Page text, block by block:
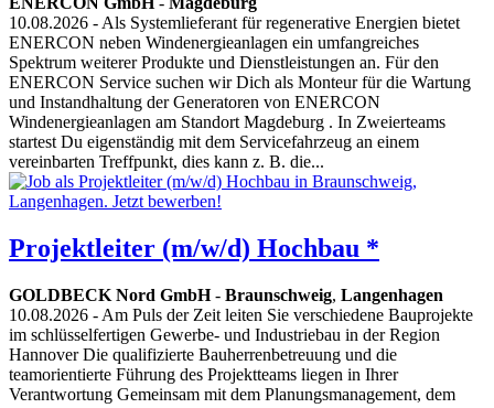
10.08.2026 - Als Systemlieferant für regenerative Energien bietet
ENERCON neben Windenergieanlagen ein umfangreiches
Spektrum weiterer Produkte und Dienstleistungen an. Für den
ENERCON Service suchen wir Dich als Monteur für die Wartung
und Instandhaltung der Generatoren von ENERCON
Windenergieanlagen am Standort Magdeburg . In Zweierteams
startest Du eigenständig mit dem Servicefahrzeug an einem
vereinbarten Treffpunkt, dies kann z. B. die...
Projektleiter (m/w/d) Hochbau *
GOLDBECK Nord GmbH- Braunschweig, Langenhagen
10.08.2026 - Am Puls der Zeit leiten Sie verschiedene Bauprojekte
im schlüsselfertigen Gewerbe- und Industriebau in der Region
Hannover Die qualifizierte Bauherrenbetreuung und die
teamorientierte Führung des Projektteams liegen in Ihrer
Verantwortung Gemeinsam mit dem Planungsmanagement, dem